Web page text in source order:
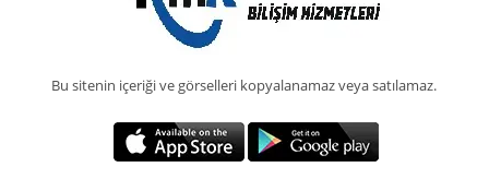
Bu sitenin içeriği ve görselleri kopyalanamaz veya satılamaz.